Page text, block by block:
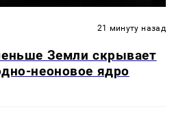
21 минуту назад
Земли скрывает
неоновое ядро